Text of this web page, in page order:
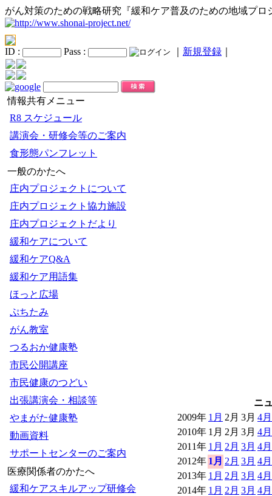
がん対策のための戦略研究『緩和ケア普及のための地域プロ
ID : Pass : 新規登録
情報共有メニュー
R8 スケジュール
講演会・研修会等のご案内
食形態パンフレット
一般のかたへ
庄内プロジェクトについて
庄内プロジェクト協力施設
庄内プロジェクトだより
緩和ケアについて
緩和ケアQ&A
緩和ケア用語集
ほっと広場
ぷちたみ
がん教室
つるおか健康塾
市民公開講座
市民健康のつどい
出張講演会・相談等
やまがた健康塾
動画資料
サポートセンターのご案内
医療関係者のかたへ
緩和ケアスキルアップ研修会
ニ
2009年 1月 2月 3月 4月
2010年 1月 2月 3月 4月
2011年 1月 2月 3月 4月
2012年 1月 2月 3月 4月
2013年 1月 2月 3月 4月
2014年 1月 2月 3月 4月